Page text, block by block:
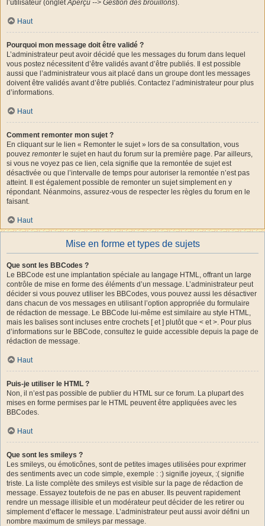
l’utilisateur (ongletAperçu --> Gestion des brouillons).
Haut
Pourquoi mon message doit être validé ?
L’administrateur peut avoir décidé que les messages du forum dans lequel
vous postez nécessitent d’être validés avant d’être publiés. Il est possible
aussi que l’administrateur vous ait placé dans un groupe dont les messages
doivent être validés avant d’être publiés. Contactez l’administrateur pour plus
d’informations.
Haut
Comment remonter mon sujet ?
En cliquant sur le lien « Remonter le sujet » lors de sa consultation, vous
pouvez remonterle sujet en haut du forum sur la première page. Par ailleurs,
si vous ne voyez pas ce lien, cela signifie que la remontée de sujet est
désactivée ou que l’intervalle de temps pour autoriser la remontée n’est pas
atteint. Il est également possible de remonter un sujet simplement en y
répondant. Néanmoins, assurez-vous de respecter les règles du forum en le
faisant.
Haut
Mise en forme et types de sujets
Que sont les BBCodes ?
Le BBCode est une implantation spéciale au langage HTML, offrant un large
contrôle de mise en forme des éléments d’un message. L’administrateur peut
décider si vous pouvez utiliser les BBCodes, vous pouvez aussi les désactiver
dans chacun de vos messages en utilisant l’option appropriée du formulaire
de rédaction de message. Le BBCode lui-même est similaire au style HTML,
mais les balises sont incluses entre crochets [ et ] plutôt que < et >. Pour plus
d’informations sur le BBCode, consultez le guide accessible depuis la page de
rédaction de message.
Haut
Puis-je utiliser le HTML ?
Non, il n’est pas possible de publier du HTML sur ce forum. La plupart des
mises en forme permises par le HTML peuvent être appliquées avec les
BBCodes.
Haut
Que sont les smileys ?
Les smileys, ou émoticônes, sont de petites images utilisées pour exprimer
des sentiments avec un code simple, exemple : :) signifie joyeux, :( signifie
triste. La liste complète des smileys est visible sur la page de rédaction de
message. Essayez toutefois de ne pas en abuser. Ils peuvent rapidement
rendre un message illisible et un modérateur peut décider de les retirer ou
simplement d’effacer le message. L’administrateur peut aussi avoir défini un
nombre maximum de smileys par message.